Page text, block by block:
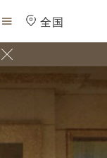
 全国
